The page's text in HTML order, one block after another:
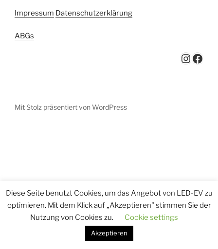
Impressum Datenschutzerklärung
ABGs
InstagramFacebook
Mit Stolz präsentiert von WordPress
Diese Seite benutzt Cookies, um das Angebot von LED-EV zu
optimieren. Mit dem Klick auf „Akzeptieren" stimmen Sie der
Nutzung von Cookies zu.
Cookie settings
Akzeptieren